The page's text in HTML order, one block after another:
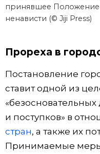
принявшее
ненависти (© Jiji Press)
Прореха в
Постановление
ставит одной из
и поступков» в
стран, а также их
Принимаемые меры